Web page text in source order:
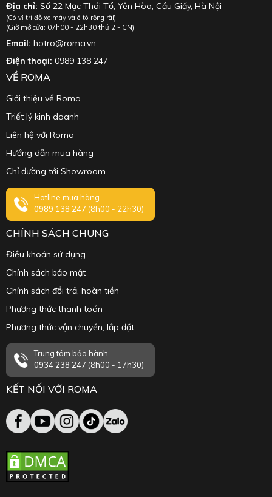
Địa chỉ: Số 22 Mạc Thái Tổ, Yên Hòa, Cầu Giấy, Hà Nội
(Có vị trí đỗ xe máy và ô tô rộng rãi)
(Giờ mở cửa: 07h00 - 22h30 thứ 2 - CN)
Email: hotro@roma.vn
Điện thoại: 0989 138 247
VỀ ROMA
Giới thiệu về Roma
Triết lý kinh doanh
Liên hệ với Roma
Hướng dẫn mua hàng
Chỉ đường tới Showroom
Hotline mua hàng
0989 138 247 (8h00 - 22h30)
CHÍNH SÁCH CHUNG
Điều khoản sử dụng
Chính sách bảo mật
Chính sách đổi trả, hoàn tiền
Phương thức thanh toán
Phương thức vận chuyển, lắp đặt
Trung tâm bảo hành
0934 238 247 (8h00 - 17h30)
KẾT NỐI VỚI ROMA